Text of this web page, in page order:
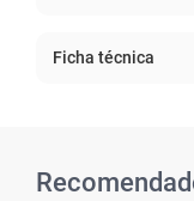
Ficha técnica